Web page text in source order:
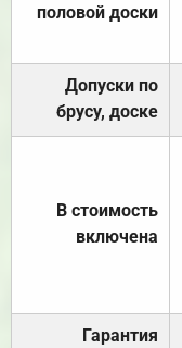
половой доски
Допуски по
брусу, доске
В стоимость
включена
Гарантия